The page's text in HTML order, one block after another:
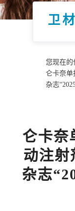
卫
您现在的
仑卡奈单
杂志
仑卡
动注射
杂志